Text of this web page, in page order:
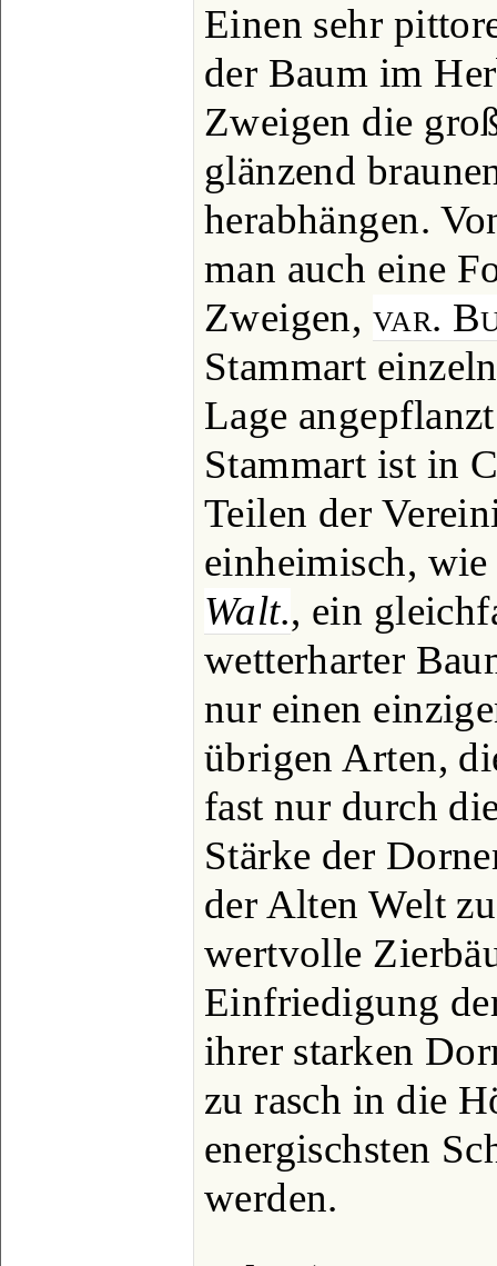
Einen sehr
der Baum im
Zweigen die
glänzend
herabhängen.
man auch eine
Zweigen, var.
Stammart
Lage
Stammart ist in
Teilen der
einheimisch,
Walt., ein
wetterharter
nur einen
übrigen Arten,
fast nur durch
Stärke der
der Alten Welt
wertvolle
Einfriedigung
ihrer starken
zu rasch in die
energischsten
werden.